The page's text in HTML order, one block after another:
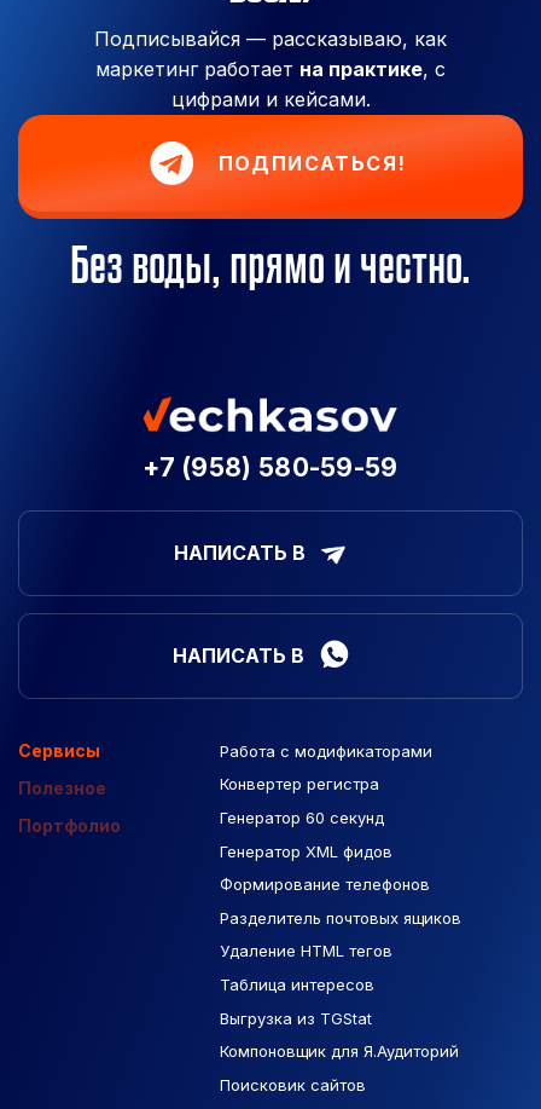
Подписывайся — рассказываю, как
маркетинг работает на практике, с
цифрами и кейсами.
ПОДПИСАТЬСЯ!
Без воды, прямо и честно.
+7 (958) 580-59-59
НАПИСАТЬ В
НАПИСАТЬ В
Сервисы
Полезное
Портфолио
Работа с модификаторами
Конвертер регистра
Генератор 60 секунд
Генератор XML фидов
Формирование телефонов
Разделитель почтовых ящиков
Удаление HTML тегов
Таблица интересов
Выгрузка из TGStat
Компоновщик для Я.Аудиторий
Поисковик сайтов
Подборка сайтов
Макеты Figma
База Яндекс Карты
РСЯ площадки
Созданные сайты
Контекстная реклама